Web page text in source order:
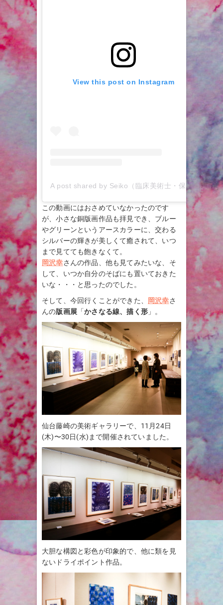
View this post on Instagram
A post shared by Seiko（臨床美術士・保育士） (@seiko_csc)
この動画にはおさめていなかったのです
が、小さな銅版画作品も拝見でき、ブルー
やグリーンというアースカラーに、交わる
シルバーの輝きが美しくて癒されて、いつ
まで見てても飽きなくて。
岡沢幸さんの作品、他も見てみたいな、そ
して、いつか自分のそばにも置いておきた
いな・・・と思ったのでした。
そして、今回行くことができた、
岡沢幸さ
んの版画展 「かさなる線、描く形 」。
仙台藤崎の美術ギャラリーで、11月24日
(木)〜30日(水)まで開催されていました。
大胆な構図と彩色が印象的で、他に類を見
ないドライポイント作品。